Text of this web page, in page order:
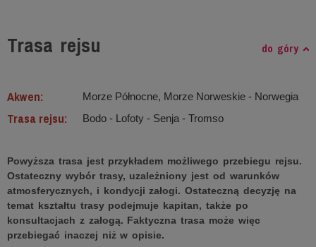
Trasa rejsu do góry
Akwen: Morze Północne, Morze Norweskie ‐ Norwegia
Trasa rejsu: Bodo - Lofoty - Senja - Tromso
Powyższa trasa jest przykładem możliwego przebiegu rejsu.
Ostateczny wybór trasy, uzależniony jest od warunków
atmosferycznych, i kondycji załogi. Ostateczną decyzję na
temat kształtu trasy podejmuje kapitan, także po
konsultacjach z załogą. Faktyczna trasa może więc
przebiegać inaczej niż w opisie.